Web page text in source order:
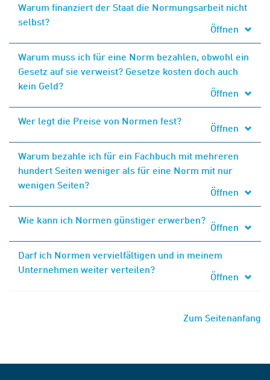
Warum finanziert der Staat die Normungsarbeit nicht
selbst?
Öffnen
Warum muss ich für eine Norm bezahlen, obwohl ein
Gesetz auf sie verweist? Gesetze kosten doch auch
kein Geld?
Öffnen
Wer legt die Preise von Normen fest?
Öffnen
Warum bezahle ich für ein Fachbuch mit mehreren
hundert Seiten weniger als für eine Norm mit nur
wenigen Seiten?
Öffnen
Wie kann ich Normen günstiger erwerben?
Öffnen
Darf ich Normen vervielfältigen und in meinem
Unternehmen weiter verteilen?
Öffnen
Zum Seitenanfang